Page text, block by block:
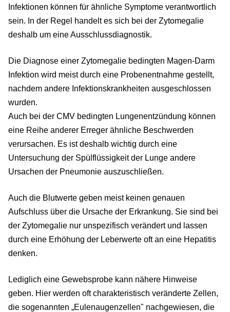
Infektionen können für ähnliche Symptome verantwortlich
sein. In der Regel handelt es sich bei der Zytomegalie
deshalb um eine Ausschlussdiagnostik.
Die Diagnose einer Zytomegalie bedingten Magen-Darm
Infektion wird meist durch eine Probenentnahme gestellt,
nachdem andere Infektionskrankheiten ausgeschlossen
wurden.
Auch bei der CMV bedingten Lungenentzündung können
eine Reihe anderer Erreger ähnliche Beschwerden
verursachen. Es ist deshalb wichtig durch eine
Untersuchung der Spülflüssigkeit der Lunge andere
Ursachen der Pneumonie auszuschließen.
Auch die Blutwerte geben meist keinen genauen
Aufschluss über die Ursache der Erkrankung. Sie sind bei
der Zytomegalie nur unspezifisch verändert und lassen
durch eine Erhöhung der Leberwerte oft an eine Hepatitis
denken.
Lediglich eine Gewebsprobe kann nähere Hinweise
geben. Hier werden oft charakteristisch veränderte Zellen,
die sogenannten „Eulenaugenzellen" nachgewiesen, die